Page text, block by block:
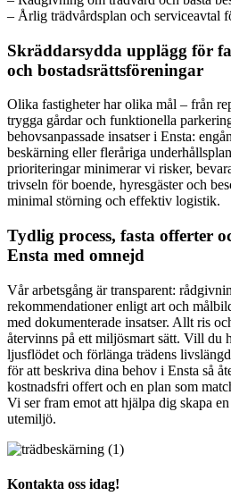
– Årlig trädvårdsplan och serviceavtal
Skräddarsydda upplägg för
och bostadsrättsföreningar
Olika fastigheter har olika mål – från
trygga gårdar och funktionella
behovsanpassade insatser i Ensta:
beskärning eller fleråriga
prioriteringar minimerar vi risker,
trivseln för boende, hyresgäster och
minimal störning och effektiv logistik.
Tydlig process, fasta offerter
Ensta med omnejd
Vår arbetsgång är transparent:
rekommendationer enligt art och
med dokumenterade insatser. Allt ris
återvinns på ett miljösmart sätt. Vill du
ljusflödet och förlänga trädens
för att beskriva dina behov i Ensta så
kostnadsfri offert och en plan som
Vi ser fram emot att hjälpa dig skapa
utemiljö.
Kontakta oss idag!